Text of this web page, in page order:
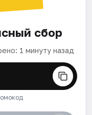
сбор
1 минуту назад